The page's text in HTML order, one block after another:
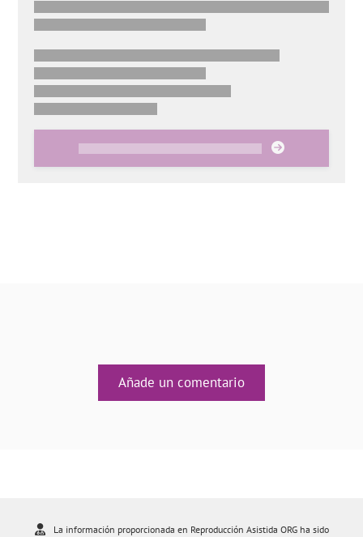
Añade un comentario
La información proporcionada en Reproducción Asistida ORG ha sido